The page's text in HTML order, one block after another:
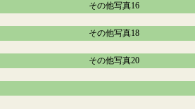
その他写真16
その他写真18
その他写真20